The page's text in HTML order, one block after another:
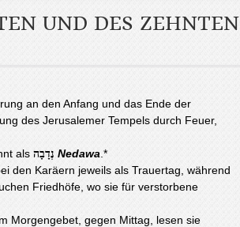
UND DES ZEHNTEN
an den Anfang und das Ende der
des Jerusalemer Tempels durch Feuer,
als נְדָבָה Nedawa .*
den Karäern jeweils als Trauertag, während
Friedhöfe, wo sie für verstorbene
Morgengebet, gegen Mittag, lesen sie